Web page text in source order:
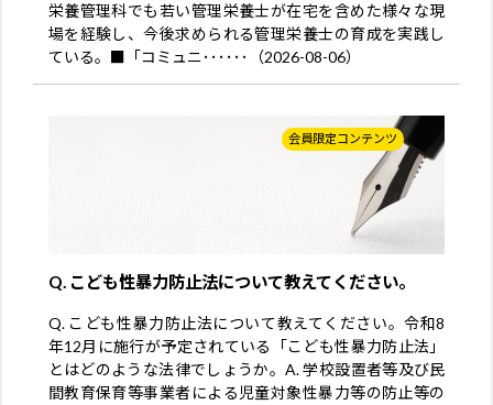
栄養管理科でも若い管理栄養士が在宅を含めた様々な現
場を経験し、今後求められる管理栄養士の育成を実践し
ている。■「コミュニ･･････（2026-08-06）
会員限定コンテンツ
Q. こども性暴力防止法について教えてください。
Q. こども性暴力防止法について教えてください。令和8
年12月に施行が予定されている「こども性暴力防止法」
とはどのような法律でしょうか。A. 学校設置者等及び民
間教育保育等事業者による児童対象性暴力等の防止等の